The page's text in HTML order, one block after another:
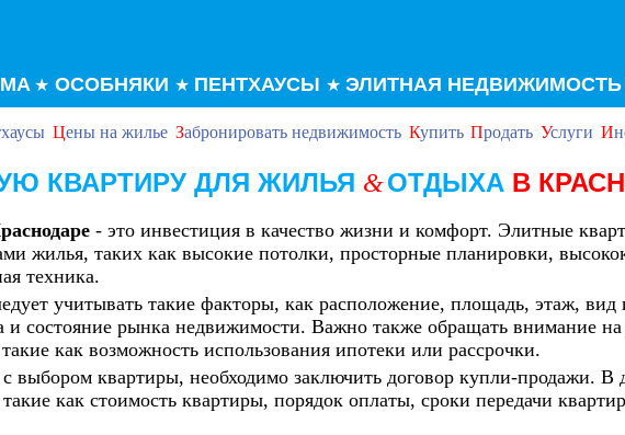
★ ОСОБНЯКИ ★ ПЕНТХАУСЫ ★ ЭЛИТНАЯ НЕДВИЖИМОСТЬ
Цены на жилье Забронировать недвижимость Купить Продать Услуги И
КВАРТИРУ ДЛЯ ЖИЛЬЯ &ОТДЫХА В
- это инвестиция в качество жизни и комфорт. Элитные
жилья, таких как высокие потолки, просторные планировки,
техника.
учитывать такие факторы, как расположение, площадь, этаж, вид
и состояние рынка недвижимости. Важно также обращать внимание
как возможность использования ипотеки или рассрочки.
выбором квартиры, необходимо заключить договор купли-продажи. В
как стоимость квартиры, порядок оплаты, сроки передачи